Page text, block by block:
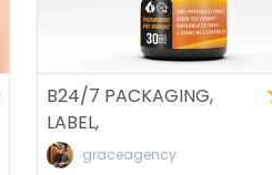
B24/7 PACKAGING,
LABEL,
BROCHURE DESIGN
graceagency